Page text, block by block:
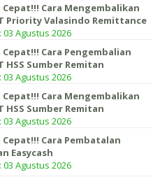
Cepat!!! Cara Mengembalikan
Priority Valasindo Remittance
03 Agustus 2026
Cepat!!! Cara Pengembalian
HSS Sumber Remitan
03 Agustus 2026
Cepat!!! Cara Mengembalikan
HSS Sumber Remitan
03 Agustus 2026
Cepat!!! Cara Pembatalan
Easycash
03 Agustus 2026